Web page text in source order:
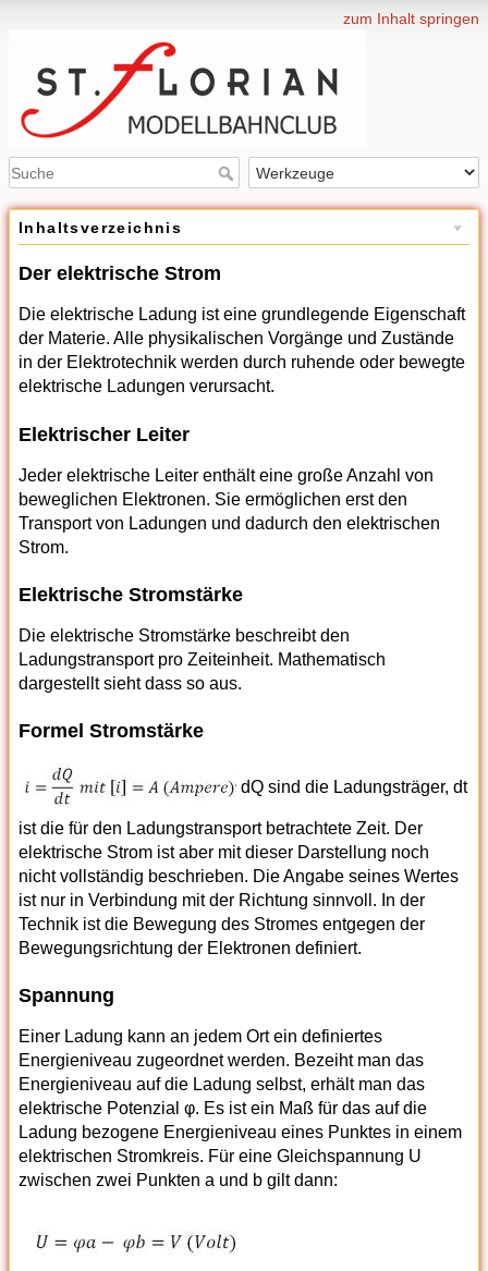
zum Inhalt springen
Inhaltsverzeichnis
Der elektrische Strom
Die elektrische Ladung ist eine grundlegende Eigenschaft
der Materie. Alle physikalischen Vorgänge und Zustände
in der Elektrotechnik werden durch ruhende oder bewegte
elektrische Ladungen verursacht.
Elektrischer Leiter
Jeder elektrische Leiter enthält eine große Anzahl von
beweglichen Elektronen. Sie ermöglichen erst den
Transport von Ladungen und dadurch den elektrischen
Strom.
Elektrische Stromstärke
Die elektrische Stromstärke beschreibt den
Ladungstransport pro Zeiteinheit. Mathematisch
dargestellt sieht dass so aus.
Formel Stromstärke
dQ sind die Ladungsträger, dt
ist die für den Ladungstransport betrachtete Zeit. Der
elektrische Strom ist aber mit dieser Darstellung noch
nicht vollständig beschrieben. Die Angabe seines Wertes
ist nur in Verbindung mit der Richtung sinnvoll. In der
Technik ist die Bewegung des Stromes entgegen der
Bewegungsrichtung der Elektronen definiert.
Spannung
Einer Ladung kann an jedem Ort ein definiertes
Energieniveau zugeordnet werden. Bezeiht man das
Energieniveau auf die Ladung selbst, erhält man das
elektrische Potenzial φ. Es ist ein Maß für das auf die
Ladung bezogene Energieniveau eines Punktes in einem
elektrischen Stromkreis. Für eine Gleichspannung U
zwischen zwei Punkten a und b gilt dann: